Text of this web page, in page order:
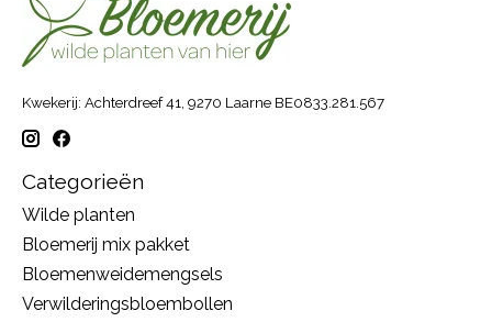
Kwekerij: Achterdreef 41, 9270 Laarne BE0833.281.567
Categorieën
Wilde planten
Bloemerij mix pakket
Bloemenweidemengsels
Verwilderingsbloembollen